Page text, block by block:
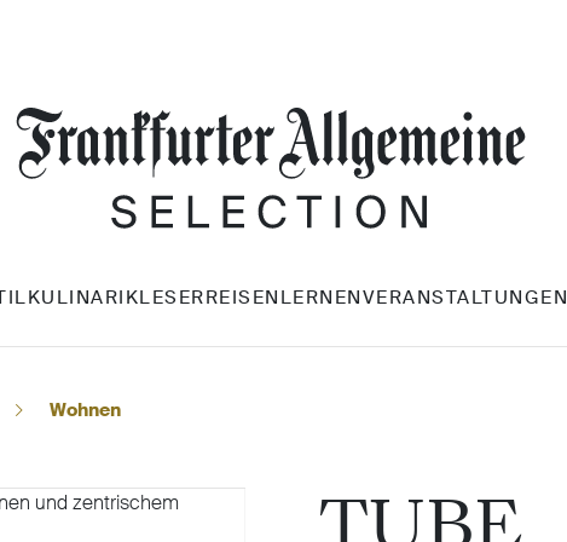
KULINARIKLESERREISEN LERNENVERANSTALTUNGEN
Wohnen